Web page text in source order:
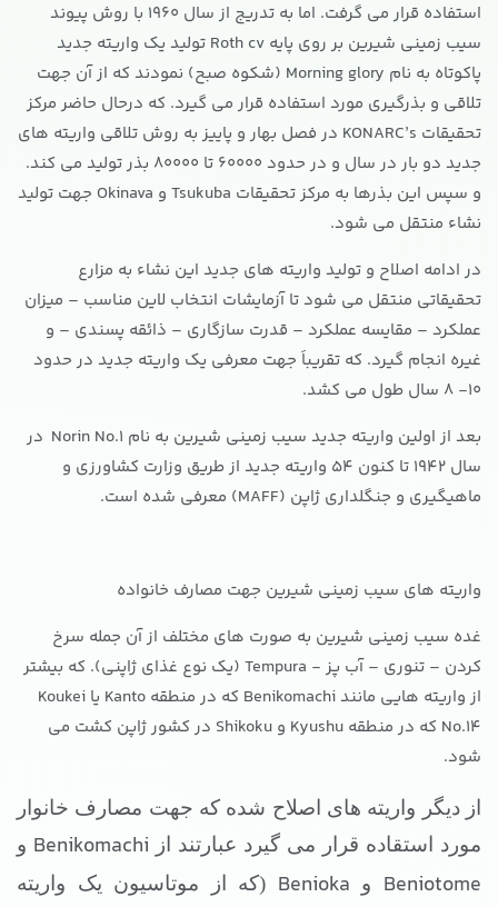
استفاده قرار می گرفت. اما به تدریج از سال 1960 با روش پیوند
سیب زمینی شیرین بر روی پایه Roth cv تولید یک واریته جدید
پاکوتاه به نام Morning glory (شکوه صبح) نمودند که از آن جهت
تلاقی و بذرگیری مورد استفاده قرار می گیرد. که درحال حاضر مرکز
تحقیقات KONARC’s در فصل بهار و پاییز به روش تلاقی واریته های
جدید دو بار در سال و در حدود 60000 تا 80000 بذر تولید می کند.
و سپس این بذرها به مرکز تحقیقات Tsukuba و Okinava جهت تولید
نشاء منتقل می شود.
در ادامه اصلاح و تولید واریته های جدید این نشاء به مزارع
تحقیقاتی منتقل می شود تا آزمایشات انتخاب لاین مناسب – میزان
عملکرد – مقایسه عملکرد – قدرت سازگاری – ذائقه پسندی – و
غیره انجام گیرد. که تقریباَ جهت معرفی یک واریته جدید در حدود
10- 8 سال طول می کشد.
بعد از اولین واریته جدید سیب زمینی شیرین به نام Norin No.1 در
سال 1942 تا کنون 54 واریته جدید از طریق وزارت کشاورزی و
ماهیگیری و جنگلداری ژاپن (MAFF) معرفی شده است.
واریته های سیب زمینی شیرین جهت مصارف خانواده
غده سیب زمینی شیرین به صورت های مختلف از آن جمله سرخ
کردن – تنوری – آب پز - Tempura (یک نوع غذای ژاپنی). که بیشتر
از واریته هایی مانند Benikomachi که در منطقه Kanto یا Koukei
No.14 که در منطقه Kyushu و Shikoku در کشور ژاپن کشت می
شود.
از دیگر واریته های اصلاح شده که جهت مصارف خانوار
مورد استقاده قرار می گیرد عبارتند ازBenikomachiو
BeniotomeوBenioka(که از موتاسیون یک واریته